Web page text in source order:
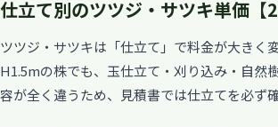
仕立て別のツツジ・サツキ単価【
ツツジ・サツキは「仕立て」で料金が大きく
H1.5mの株でも、玉仕立て・刈り込み・自然
容が全く違うため、見積書では仕立てを必ず確